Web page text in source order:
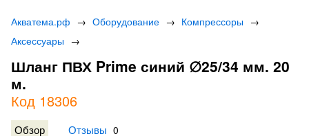
Акватема.рф → Оборудование → Компрессоры →
Аксессуары →
Шланг ПВХ Prime синий ∅25/34 мм. 20
м.
Код 18306
Обзор Отзывы 0